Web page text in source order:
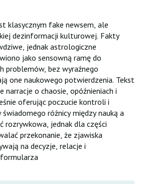
klasycznym fake newsem, ale
dezinformacji kulturowej. Fakty
jednak astrologiczne
jako sensowną ramę do
problemów, bez wyraźnego
one naukowego potwierdzenia. Tekst
narracje o chaosie, opóźnieniach i
oferując poczucie kontroli i
różnicy między nauką a
jednak dla części
przekonanie, że zjawiska
na decyzje, relacje i